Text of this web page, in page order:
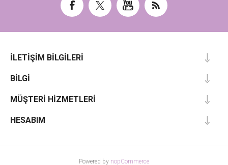
İLETIŞIM BILGILERI
BILGI
MÜŞTERI HIZMETLERI
HESABIM
Powered by nopCommerce